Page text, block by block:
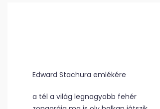
Edward Stachura emlékére
a tél a világ legnagyobb fehér